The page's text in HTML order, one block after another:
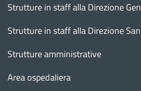
Strutture in staff alla Direzione
Strutture in staff alla Direzione
Strutture amministrative
Area ospedaliera